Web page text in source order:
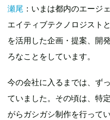
瀬尾 ：いまは都内のエージ
エイティブテクノロジスト
を活用した企画・提案、開
ろなことをしています。
今の会社に入るまでは、ず
ていました。その頃は、特
がらガシガシ制作を行って